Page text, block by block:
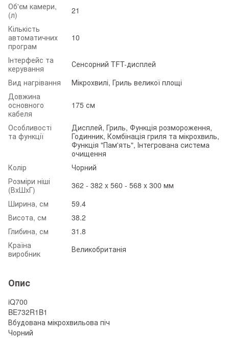
Об'єм камери,
(л)
21
Кількість
автоматичних
програм
10
Інтерфейс та
керування
Сенсорний TFT-дисплей
Вид нагрівання
Мікрохвилі, Гриль великої площі
Довжина
основного
кабеля
175 см
Особливості
та функції
Дисплей, Гриль, Функція розмороження,
Годинник, Комбінація гриля та мікрохвиль,
Функція "Пам'ять", Інтегрована система
очищення
Колір
Чорний
Розміри ніші
(ВxШxГ)
362 - 382 x 560 - 568 x 300 мм
Ширина, см
59.4
Висота, см
38.2
Глибина, см
31.8
Країна
виробник
Великобританія
Опис
iQ700
BE732R1B1
Вбудована мікрохвильова піч
Чорний